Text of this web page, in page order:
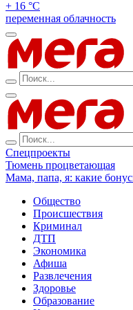
+ 16 °С
переменная облачность
Спецпроекты
Тюмень процветающая
Мама, папа, я: какие
Общество
Происшествия
Криминал
ДТП
Экономика
Афиша
Развлечения
Здоровье
Образование